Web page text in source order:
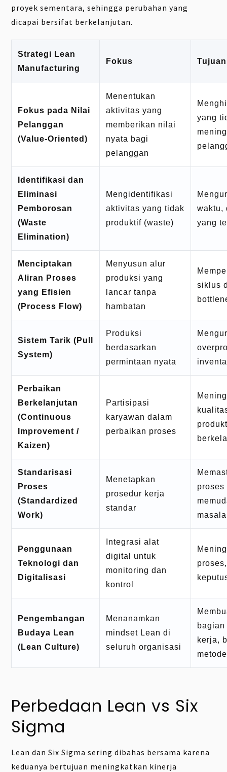
proyek sementara, sehingga perubahan yang
dicapai bersifat berkelanjutan.
Strategi Lean
Manufacturing
Fokus Tujuan
Fokus pada Nilai
Pelanggan
(Value-Oriented)
Menentukan
aktivitas yang
memberikan nilai
nyata bagi
pelanggan
yang
Identifikasi dan
Eliminasi
Pemborosan
(Waste
Elimination)
Mengidentifikasi
aktivitas yang tidak
produktif (waste)
waktu,
yang
Menciptakan
Aliran Proses
yang Efisien
(Process Flow)
Menyusun alur
produksi yang
lancar tanpa
hambatan
siklus
Sistem Tarik (Pull
System)
Produksi
berdasarkan
permintaan nyata
Perbaikan
Berkelanjutan
(Continuous
Improvement /
Kaizen)
Partisipasi
karyawan dalam
perbaikan proses
Standarisasi
Proses
(Standardized
Work)
Menetapkan
prosedur kerja
standar
proses
Penggunaan
Teknologi dan
Digitalisasi
Integrasi alat
digital untuk
monitoring dan
kontrol
Pengembangan
Budaya Lean
(Lean Culture)
Menanamkan
mindset Lean di
seluruh organisasi
kerja,
metode
Perbedaan Lean vs Six
Sigma
Lean dan Six Sigma sering dibahas bersama karena
keduanya bertujuan meningkatkan kinerja